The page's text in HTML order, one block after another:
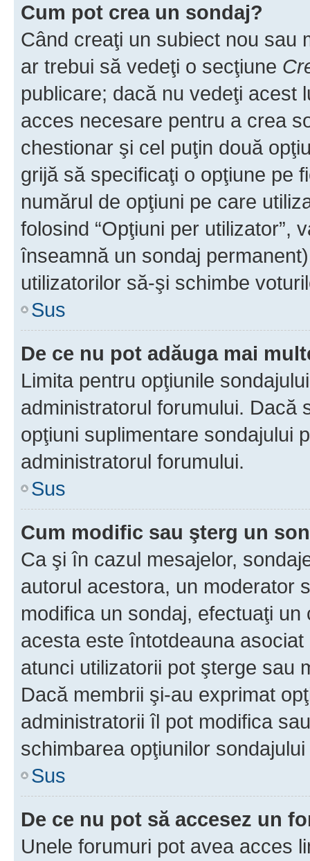
Cum pot crea un sondaj?
Când creaţi un subiect nou sau
ar trebui să vedeţi o secţiune
publicare; dacă nu vedeţi acest
acces necesare pentru a crea
chestionar şi cel puţin două
grijă să specificaţi o opţiune pe
numărul de opţiuni pe care
folosind “Opţiuni per utilizator”,
înseamnă un sondaj
utilizatorilor să-şi schimbe
Sus
De ce nu pot adăuga mai
Limita pentru opţiunile
administratorul forumului. Dacă
opţiuni suplimentare sondajului
administratorul forumului.
Sus
Cum modific sau şterg un
Ca şi în cazul mesajelor,
autorul acestora, un moderator
modifica un sondaj, efectuaţi
acesta este întotdeauna
atunci utilizatorii pot şterge sau
Dacă membrii şi-au exprimat
administratorii îl pot modifica
schimbarea opţiunilor
Sus
De ce nu pot să accesez un
Unele forumuri pot avea acces